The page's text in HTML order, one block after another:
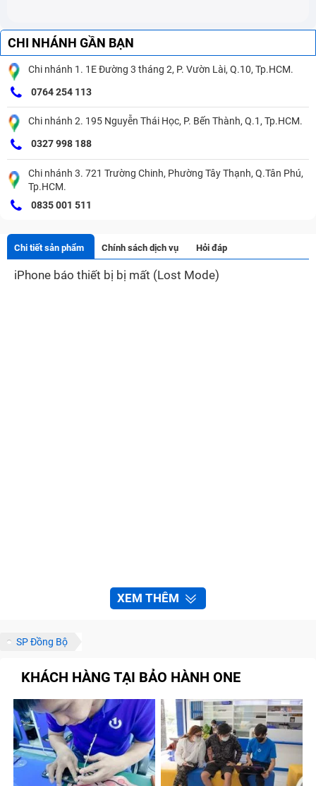
CHI NHÁNH GẦN BẠN
Chi nhánh 1. 1E Đường 3 tháng 2, P. Vườn Lài, Q.10, Tp.HCM.
0764 254 113
Chi nhánh 2. 195 Nguyễn Thái Học, P. Bến Thành, Q.1, Tp.HCM.
0327 998 188
Chi nhánh 3. 721 Trường Chinh, Phường Tây Thạnh, Q.Tân Phú,
Tp.HCM.
0835 001 511
Chi tiết sản phẩm Chính sách dịch vụ Hỏi đáp
iPhone báo thiết bị bị mất (Lost Mode)
XEM THÊM
SP Đồng Bộ
KHÁCH HÀNG TẠI BẢO HÀNH ONE